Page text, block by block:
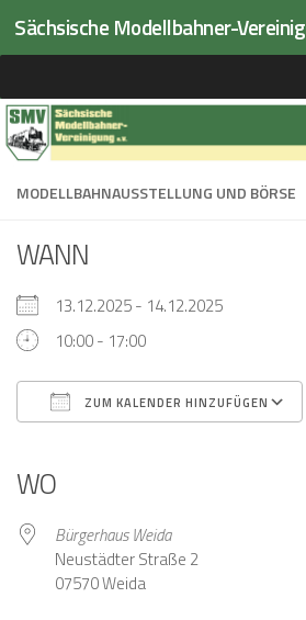
Zum Inhalt springen
MODELLBAHNAUSSTELLUNG UND BÖRSE
WANN
13.12.2025 - 14.12.2025
10:00 - 17:00
ZUM KALENDER HINZUFÜGEN
WO
Bürgerhaus Weida
Neustädter Straße 2
07570 Weida